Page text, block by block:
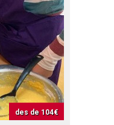
des de 104€